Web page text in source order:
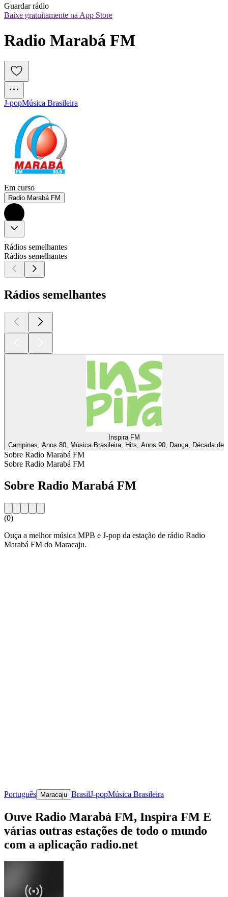
Guardar rádio
Baixe gratuitamente na App Store
Radio Marabá FM
J-popMúsica Brasileira
Em curso
Radio Marabá FM
Rádios semelhantes
Rádios semelhantes
Rádios semelhantes
Inspira FM
Campinas, Anos 80, Música Brasileira, Hits, Anos 90, Dança, Década de
Sobre Radio Marabá FM
Sobre Radio Marabá FM
Sobre Radio Marabá FM
(0)
Ouça a melhor música MPB e J-pop da estação de rádio Radio
Marabá FM do Maracaju.
Português Maracaju BrasilJ-popMúsica Brasileira
Ouve Radio Marabá FM, Inspira FM E
várias outras estações de todo o mundo
com a aplicação radio.net